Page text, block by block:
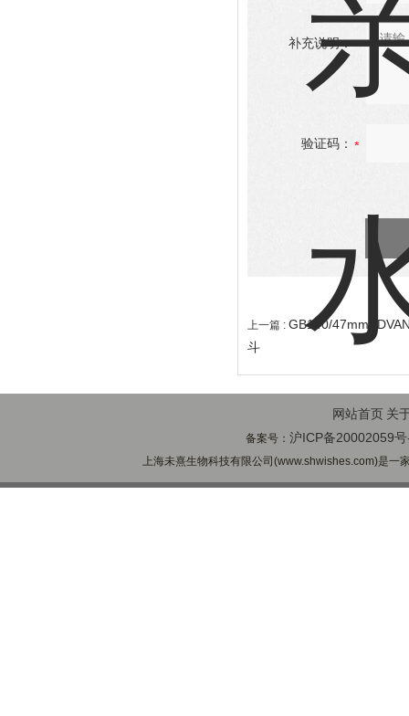
补充说明：
验证码：
上一篇 : GB140/
斗
网站首页 关
备案号：沪ICP备20002059
上海未熹生物科技有限公司(www.shwishes.com)是一